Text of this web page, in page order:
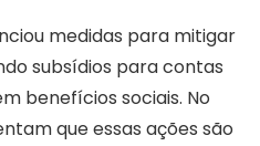
medidas para mitigar
subsídios para contas
benefícios sociais. No
que essas ações são